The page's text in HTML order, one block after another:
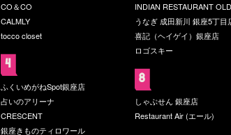
CO＆CO
CALMLY
tocco closet
ふくいめがねSpot銀座店
占いのアリーナ
CRESCENT
銀座きものティロワール
INDIAN RESTAURANT
うなぎ 成田新川 銀座5丁目
喜記（ヘイゲイ）銀座店
ロゴスキー
しゃぶせん 銀座店
Restaurant Air (エール)